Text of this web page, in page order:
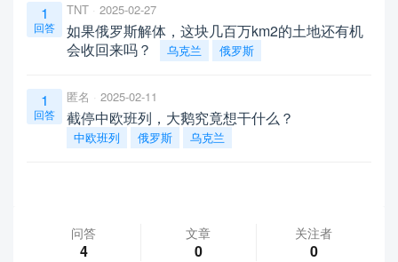
1
回答
TNT 2025-02-27
如果俄罗斯解体，这块几百万km2的土地还有机
会收回来吗？
乌克兰 俄罗斯
1
回答
匿名 2025-02-11
截停中欧班列，大鹅究竟想干什么？
中欧班列 俄罗斯 乌克兰
问答
4
文章
0
关注者
0